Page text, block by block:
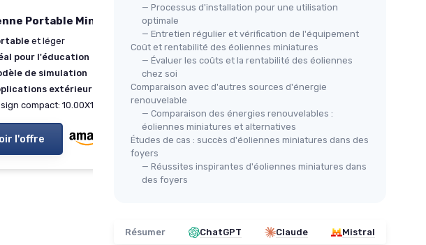
Portable Miniature
et léger
pour l'éducation
de simulation
extérieures
compact: 10.00X10.00X3.00CM
l'offre
10pièces
＋ Éducatif pour étudiants et
＋ Pratique pour des expériences
＋ Compactet facile à utiliser
＋
Convient pour projets scolaires
Voir l'offre
— Processus d'installation pour une utilisation
optimale
— Entretien régulier et vérification de l'équipement
Coût et rentabilité des éoliennes miniatures
— Évaluer les coûts et la rentabilité des éoliennes
chez soi
Comparaison avec d'autres sources d'énergie
renouvelable
— Comparaison des énergies renouvelables :
éoliennes miniatures et alternatives
Études de cas : succès d'éoliennes miniatures dans des
foyers
— Réussites inspirantes d'éoliennes miniatures dans
des foyers
Résumer ChatGPT Claude Mistral